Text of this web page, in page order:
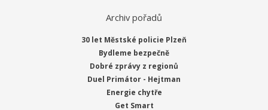
Archiv pořadů
30 let Městské policie Plzeň
Bydleme bezpečně
Dobré zprávy z regionů
Duel Primátor - Hejtman
Energie chytře
Get Smart